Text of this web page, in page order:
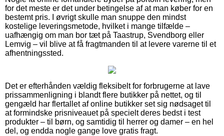
for det meste er det under betingelse af at man køber for en
bestemt pris. I øvrigt skulle man snuppe den mindst
kostelige leveringsmetode, hvilket i mange tilfælde –
uafhængig om man bor tæt på Taastrup, Svendborg eller
Lemvig – vil blive at få fragtmanden til at levere varerne til et
afhentningssted.
Det er efterhånden vældig fleksibelt for forbrugerne at lave
prissammenligning i blandt flere butikker på nettet, og til
gengæld har flertallet af online butikker set sig nødsaget til
at formindske prisniveauet på specielt deres bedst i test
produkter – til børn, og samtidig til herrer og damer – en hel
del, og endda nogle gange love gratis fragt.